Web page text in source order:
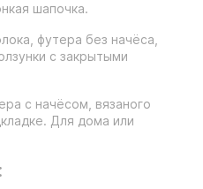
шапочка.
футера без начёса,
с закрытыми
с начёсом, вязаного
Для дома или